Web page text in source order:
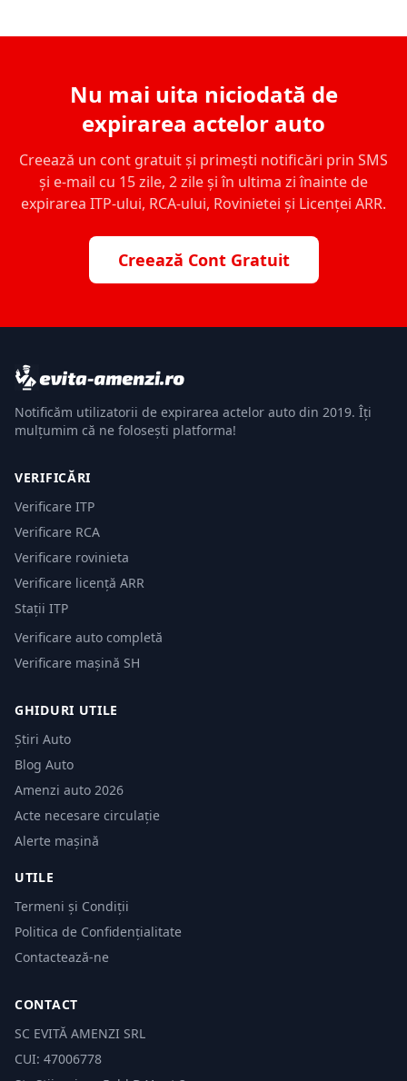
Nu mai uita niciodată de
expirarea actelor auto
Creează un cont gratuit și primești notificări prin SMS
și e-mail cu 15 zile, 2 zile și în ultima zi înainte de
expirarea ITP-ului, RCA-ului, Rovinietei și Licenței ARR.
Creează Cont Gratuit
Notificăm utilizatorii de expirarea actelor auto din 2019. Îți
mulțumim că ne folosești platforma!
VERIFICĂRI
Verificare ITP
Verificare RCA
Verificare rovinieta
Verificare licență ARR
Stații ITP
Verificare auto completă
Verificare mașină SH
GHIDURI UTILE
Știri Auto
Blog Auto
Amenzi auto 2026
Acte necesare circulație
Alerte mașină
UTILE
Termeni și Condiții
Politica de Confidențialitate
Contactează-ne
CONTACT
SC EVITĂ AMENZI SRL
CUI: 47006778